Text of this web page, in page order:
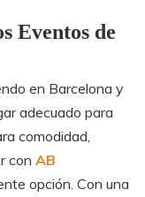
Eventos de
en Barcelona y
adecuado para
comodidad,
con AB
opción. Con una